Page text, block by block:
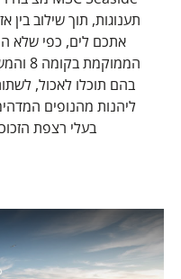
תענוגות, תוך שילוב בין
אתכם לים, כפי שלא
בהם תוכלו לאכול,
ליהנות מהנופים
בעלי רצפת